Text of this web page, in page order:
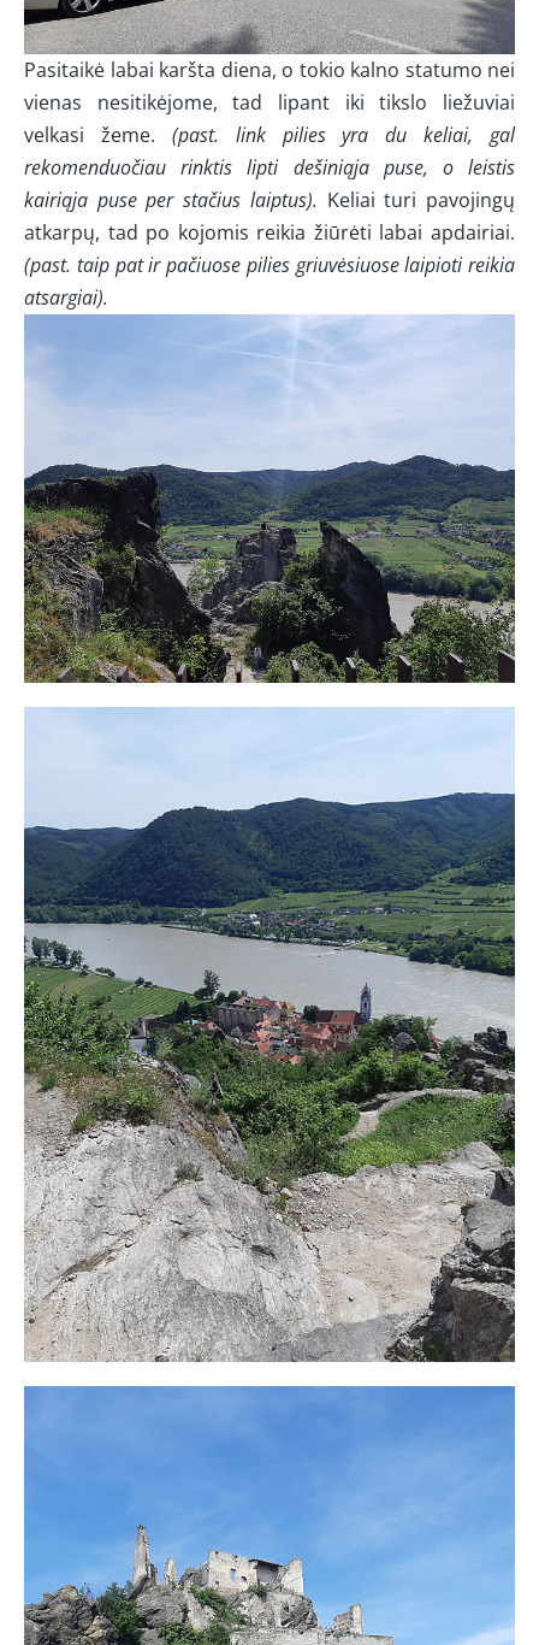
Pasitaikė labai karšta diena, o tokio kalno statumo nei
vienas nesitikėjome, tad lipant iki tikslo liežuviai
velkasi žeme. (past. link pilies yra du keliai, gal
rekomenduočiau rinktis lipti dešiniąja puse, o leistis
kairiąja puse per stačius laiptus). Keliai turi pavojingų
atkarpų, tad po kojomis reikia žiūrėti labai apdairiai.
(past. taip pat ir pačiuose pilies griuvėsiuose laipioti reikia
atsargiai).